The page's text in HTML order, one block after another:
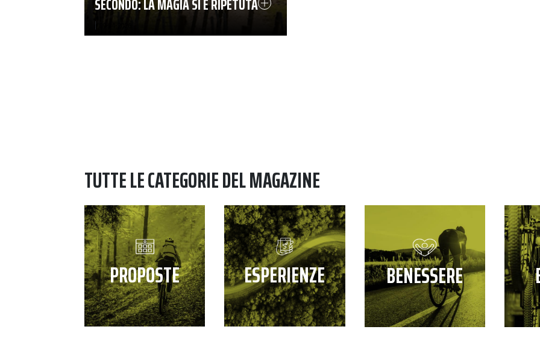
TUTTE LE CATEGORIE DEL MAGAZINE
PROPOSTE ESPERIENZE BENESSERE